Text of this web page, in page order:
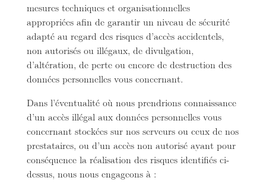
mesures techniques et organisationnelles
appropriées afin de garantir un niveau de sécurité
adapté au regard des risques d’accès accidentels,
non autorisés ou illégaux, de divulgation,
d’altération, de perte ou encore de destruction des
données personnelles vous concernant.
Dans l’éventualité où nous prendrions connaissance
d’un accès illégal aux données personnelles vous
concernant stockées sur nos serveurs ou ceux de nos
prestataires, ou d’un accès non autorisé ayant pour
conséquence la réalisation des risques identifiés ci-
dessus, nous nous engageons à :